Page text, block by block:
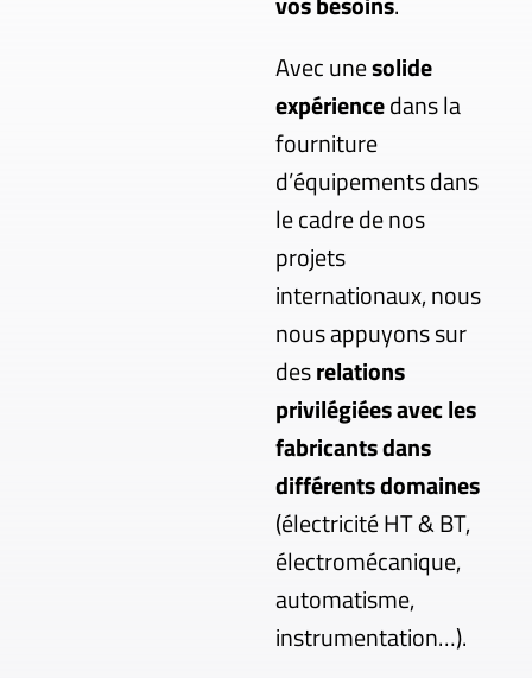
Avec unesolide
expériencedans la
fourniture
d’équipements dans
le cadre de nos
projets
internationaux, nous
nous appuyons sur
desrelations
privilégiées avec les
fabricants dans
différents domaines
(électricité HT & BT,
électromécanique,
automatisme,
instrumentation…).